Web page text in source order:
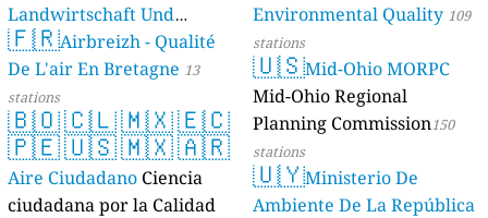
Landwirtschaft Und
Geologie) 50 stations
🇫🇷Airbreizh - Qualité
De L'air En Bretagne 13
stations
🇧🇴🇨🇱🇲🇽🇪🇨
🇵🇪🇺🇸🇲🇽🇦🇷
Aire Ciudadano Ciencia
ciudadana por la Calidad
Environmental Quality 109
stations
🇺🇸Mid-Ohio MORPC
Mid-Ohio Regional
Planning Commission150
stations
🇺🇾Ministerio De
Ambiente De La República